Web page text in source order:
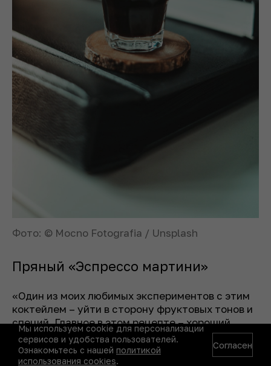
Фото: © Mocno Fotografia / Unsplash
Пряный «Эспрессо мартини»
«Один из моих любимых экспериментов с этим
коктейлем – уйти в сторону фруктовых тонов и
специй. Главное в этом рецепте – хороший
эспрессо или качественный колд брю, так как
испорченный кофе в сочетании с такими яркими
нотами может превратить аромат изящного
Мы используем cookie для персонализации
сервисов и удобства пользователей.
Ознакомьтесь с нашей политикой
использования cookies.
Согласен